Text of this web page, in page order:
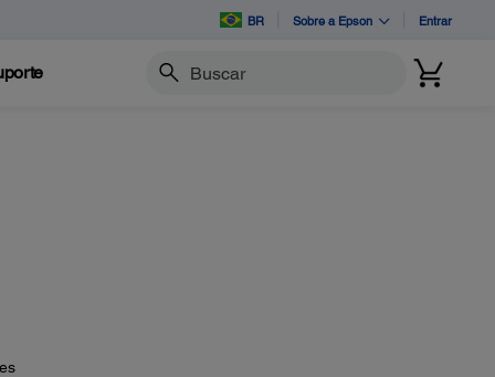
BR Sobre a Epson Entrar
Buscar